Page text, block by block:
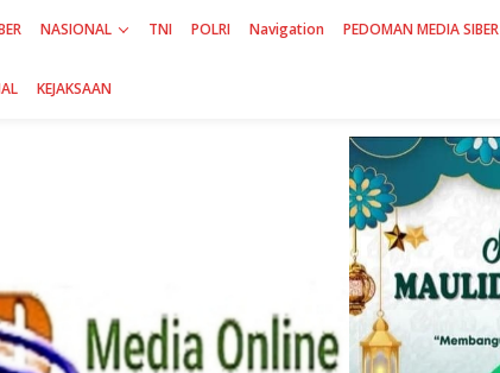
NASIONAL TNI POLRI Navigation PEDOMAN MEDIA SIBER
KEJAKSAAN